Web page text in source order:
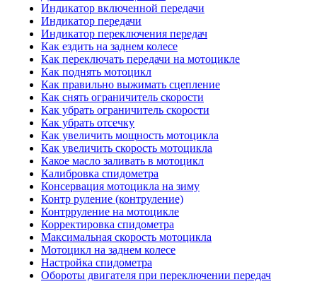
Индикатор включенной передачи
Индикатор передачи
Индикатор переключения передач
Как ездить на заднем колесе
Как переключать передачи на мотоцикле
Как поднять мотоцикл
Как правильно выжимать сцепление
Как снять ограничитель скорости
Как убрать ограничитель скорости
Как убрать отсечку
Как увеличить мощность мотоцикла
Как увеличить скорость мотоцикла
Какое масло заливать в мотоцикл
Калибровка спидометра
Консервация мотоцикла на зиму
Контр руление (контруление)
Контрруление на мотоцикле
Корректировка спидометра
Максимальная скорость мотоцикла
Мотоцикл на заднем колесе
Настройка спидометра
Обороты двигателя при переключении передач